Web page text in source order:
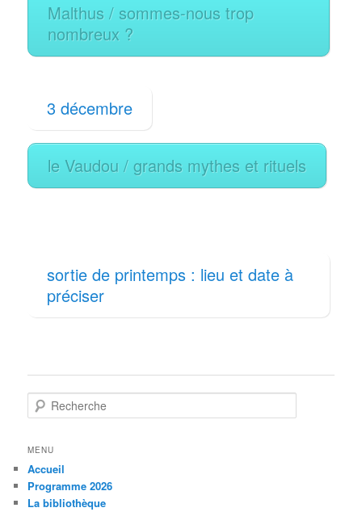
Malthus / sommes-nous trop
nombreux ?
3 décembre
le Vaudou / grands mythes et rituels
sortie de printemps : lieu et date à
préciser
e
h
r
c
h
MENU
Accueil
Programme 2026
La bibliothèque